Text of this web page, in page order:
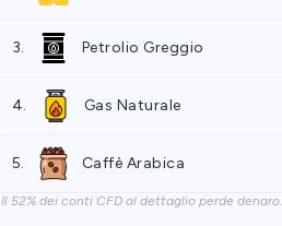
3. Petrolio Greggio
4. Gas Naturale
5. Caffè Arabica
Il 52% dei conti CFD al dettaglio perde denaro.